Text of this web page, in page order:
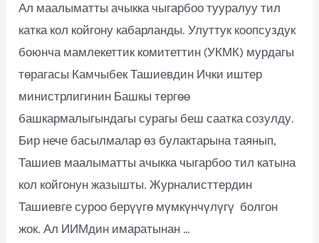
Ал маалыматты ачыкка чыгарбоо тууралуу тил
катка кол койгону кабарланды. Улуттук коопсуздук
боюнча мамлекеттик комитеттин (УКМК) мурдагы
төрагасы Камчыбек Ташиевдин Ички иштер
министрлигинин Башкы тергөө
башкармалыгындагы сурагы беш саатка созулду.
Бир нече басылмалар өз булактарына таянып,
Ташиев маалыматты ачыкка чыгарбоо тил катына
кол койгонун жазышты. Журналисттердин
Ташиевге суроо берүүгө мүмкүнчүлүгү болгон
жок. Ал ИИМдин имаратынан …